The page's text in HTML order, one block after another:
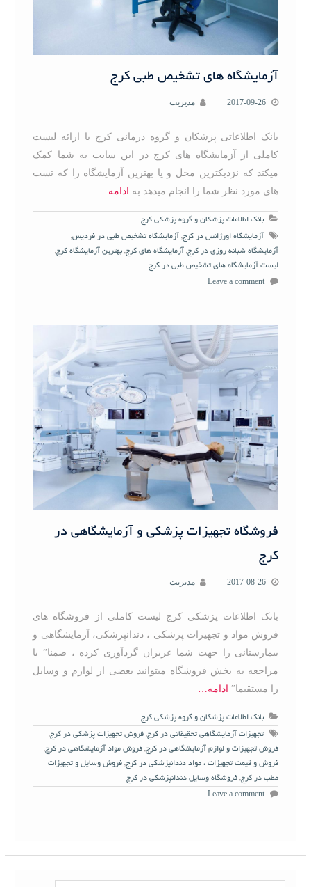
آزمایشگاه های تشخیص طبی کرج
2017-09-26 مدیریت
بانک اطلاعاتی پزشکان و گروه درمانی کرج با ارائه لیست
کاملی از آزمایشگاه های کرج در این سایت به شما کمک
میکند که نزدیکترین محل و یا بهترین آزمایشگاه را که تست
های مورد نظر شما را انجام میدهد به ادامه…
بانک اطلاعات پزشکان و گروه پزشکی کرج
آزمایشگاه اورژانس در کرج, آزمایشگاه تشخیص طبی در فردیس,
آزمایشگاه شبانه روزی در کرج, آزمایشگاه های کرج, بهترین آزمایشگاه کرج,
لیست آزمایشگاه های تشخیص طبی در کرج
Leave a comment
فروشگاه تجهیزات پزشکی و آزمایشگاهی در
کرج
2017-08-26 مدیریت
بانک اطلاعات پزشکی کرج لیست کاملی از فروشگاه های
فروش مواد و تجهیزات پزشکی ، دندانپزشکی، آزمایشگاهی و
بیمارستانی را جهت شما عزیزان گردآوری کرده ، ضمنا” با
مراجعه به بخش فروشگاه میتوانید بعضی از لوازم و وسایل
را مستقیما” ادامه…
بانک اطلاعات پزشکان و گروه پزشکی کرج
تجهیزات آزمایشگاهی تحقیقاتی در کرج, فروش تجهیزات پزشکی در کرج,
فروش تجهیزات و لوازم آزمایشگاهی در کرج, فروش مواد آزمایشگاهی در کرج,
فروش و قیمت تجهیزات ، مواد دندانپزشکی در کرج, فروش وسایل و تجهیزات
مطب در کرج, فروشگاه وسایل دندانپزشکی در کرج
Leave a comment